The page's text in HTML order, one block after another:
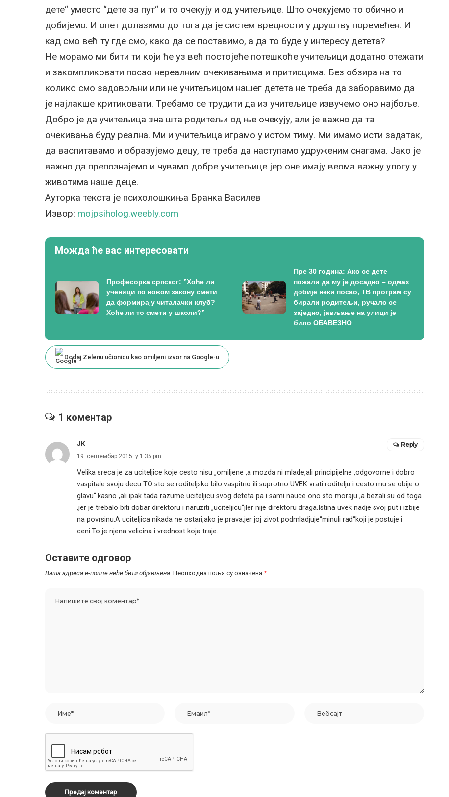
дете“ уместо “дете за пут“ и то очекују и од учитељице. Што очекујемо то обично и
добијемо. И опет долазимо до тога да је систем вредности у друштву поремећен. И
кад смо већ ту где смо, како да се поставимо, а да то буде у интересу детета?
Не морамо ми бити ти који ће уз већ постојеће потешкоће учитељици додатно отежати
и закомпликовати посао нереалним очекивањима и притисцима. Без обзира на то
колико смо задовољни или не учитељицом нашег детета не треба да заборавимо да
је најлакше критиковати. Требамо се трудити да из учитељице извучемо оно најбоље.
Добро је да учитељица зна шта родитељи од ње очекују, али је важно да та
очекивања буду реална. Ми и учитељица играмо у истом тиму. Ми имамо исти задатак,
да васпитавамо и образујемо децу, те треба да наступамо удруженим снагама. Јако је
важно да препознајемо и чувамо добре учитељице јер оне имају веома важну улогу у
животима наше деце.
Ауторка текста је психолошкиња Бранка Василев
Извор: mojpsiholog.weebly.com
Можда ће вас интересовати
Професорка српског: ”Хоће ли
ученици по новом закону смети
да формирају читалачки клуб?
Хоће ли то смети у школи?”
Пре 30 година: Ако се дете
пожали да му је досадно – одмах
добије неки посао, ТВ програм су
бирали родитељи, ручало се
заједно, јављање на улици је
било ОБАВЕЗНО
Dodaj Zelenu učionicu kao omiljeni izvor na Google-u
1 коментар
JK
19. септембар 2015. у 1:35 pm
Velika sreca je za uciteljice koje cesto nisu „omiljene ,a mozda ni mlade,ali principijelne ,odgovorne i dobro
vaspitale svoju decu TO sto se roditeljsko bilo vaspitno ili suprotno UVEK vrati roditelju i cesto mu se obije o
glavu“.kasno ,ali ipak tada razume uciteljicu svog deteta pa i sami nauce ono sto moraju ,a bezali su od toga
,jer je trebalo biti dobar direktoru i naruziti „uciteljicu“jler nije direktoru draga.Istina uvek nadje svoj put i izbije
na povrsinu.A uciteljica nikada ne ostari,ako je prava,jer joj zivot podmladjuje“minuli rad“koji je postuje i
ceni.To je njena velicina i vrednost koja traje.
Reply
Оставите одговор
Ваша адреса е-поште неће бити објављена. Неопходна поља су означена *